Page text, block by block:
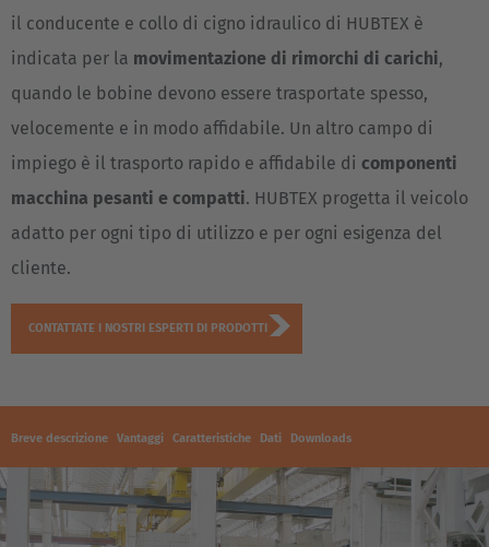
il conducente e collo di cigno idraulico di HUBTEX è
indicata per la movimentazione di rimorchi di carichi,
quando le bobine devono essere trasportate spesso,
velocemente e in modo affidabile. Un altro campo di
impiego è il trasporto rapido e affidabile di componenti
macchina pesanti e compatti. HUBTEX progetta il veicolo
adatto per ogni tipo di utilizzo e per ogni esigenza del
cliente.
CONTATTATE I NOSTRI ESPERTI DI PRODOTTI
Breve descrizione Vantaggi Caratteristiche Dati Downloads